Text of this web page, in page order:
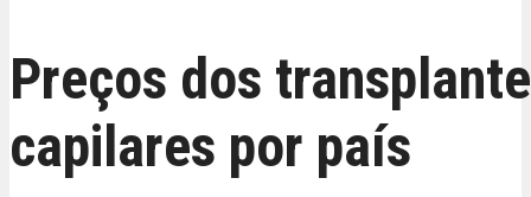
Preços dos
capilares por país